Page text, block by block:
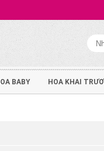
BABY HOA KHAI